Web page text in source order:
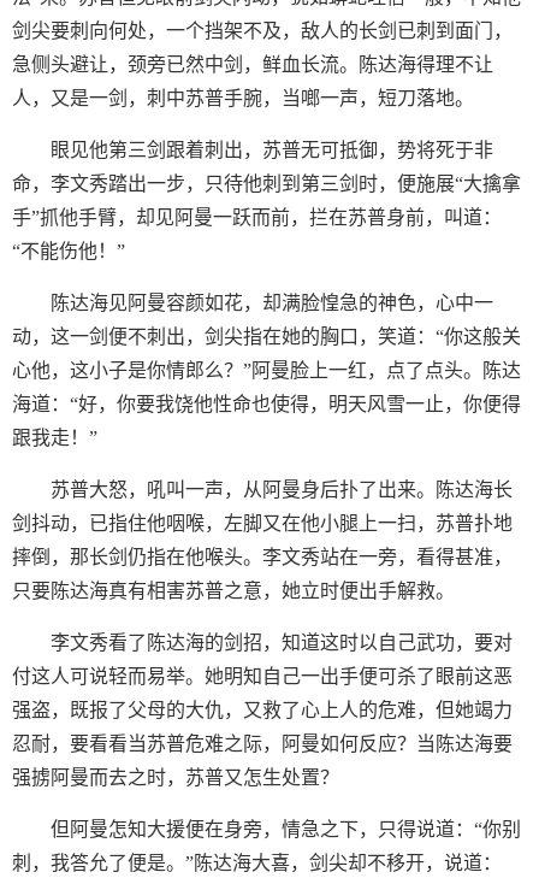
剑尖要刺向何处，一个挡架不及，敌人的长剑已刺到面门，
急侧头避让，颈旁已然中剑，鲜血长流。陈达海得理不让
人，又是一剑，刺中苏普手腕，当啷一声，短刀落地。
眼见他第三剑跟着刺出，苏普无可抵御，势将死于非
命，李文秀踏出一步，只待他刺到第三剑时，便施展“大擒拿
手”抓他手臂，却见阿曼一跃而前，拦在苏普身前，叫道：
“不能伤他！”
陈达海见阿曼容颜如花，却满脸惶急的神色，心中一
动，这一剑便不刺出，剑尖指在她的胸口，笑道：“你这般关
心他，这小子是你情郎么？”阿曼脸上一红，点了点头。陈达
海道：“好，你要我饶他性命也使得，明天风雪一止，你便得
跟我走！”
苏普大怒，吼叫一声，从阿曼身后扑了出来。陈达海长
剑抖动，已指住他咽喉，左脚又在他小腿上一扫，苏普扑地
摔倒，那长剑仍指在他喉头。李文秀站在一旁，看得甚准，
只要陈达海真有相害苏普之意，她立时便出手解救。
李文秀看了陈达海的剑招，知道这时以自己武功，要对
付这人可说轻而易举。她明知自己一出手便可杀了眼前这恶
强盗，既报了父母的大仇，又救了心上人的危难，但她竭力
忍耐，要看看当苏普危难之际，阿曼如何反应？当陈达海要
强掳阿曼而去之时，苏普又怎生处置？
但阿曼怎知大援便在身旁，情急之下，只得说道：“你别
刺，我答允了便是。”陈达海大喜，剑尖却不移开，说道：